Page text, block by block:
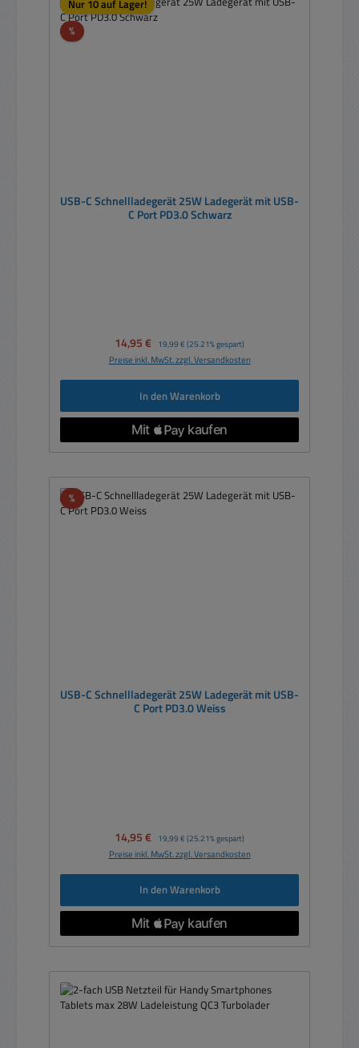
Nur 10 auf Lager!
%Rabatt
USB-C Schnellladegerät 25W Ladegerät mit USB-
C Port PD3.0 Schwarz
Verkaufspreis:
14,95 € Regulärer Preis:
19,99 € (25.21% gespart)
Preise inkl. MwSt. zzgl. Versandkosten
In den Warenkorb
%Rabatt
USB-C Schnellladegerät 25W Ladegerät mit USB-
C Port PD3.0 Weiss
Verkaufspreis:
14,95 € Regulärer Preis:
19,99 € (25.21% gespart)
Preise inkl. MwSt. zzgl. Versandkosten
In den Warenkorb